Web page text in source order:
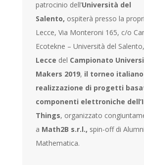
patrocinio dell’Università del
Salento, ospiterà presso la
Lecce, Via Monteroni 165, c/o
Ecotekne – Università del
Lecce del Campionato
Makers 2019, il torneo
realizzazione di progetti
componenti elettroniche
Things, organizzato
a Math2B s.r.l., spin-off di Alumni
Mathematica.